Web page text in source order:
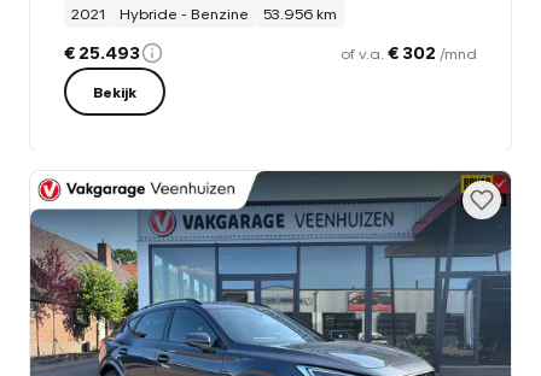
2021 Hybride - Benzine 53.956 km
€ 25.493 of v.a. € 302 /mnd
Bekijk